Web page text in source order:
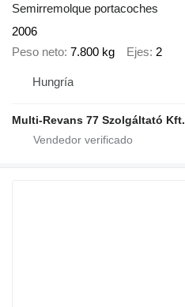
Semirremolque portacoches
2006
Peso neto 7.800 kg Ejes 2
Hungría
Multi-Revans 77 Szolgáltató Kft.